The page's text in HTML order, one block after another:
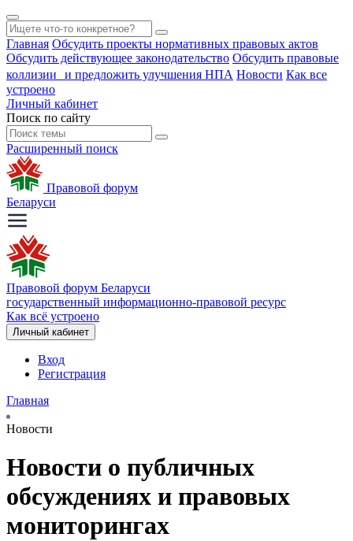
Главная Обсудить проекты нормативных правовых актов
Обсудить действующее законодательство Обсудить правовые
коллизии и предложить улучшения НПА Новости Как все
устроено
Личный кабинет
Поиск по сайту
Расширенный поиск
Правовой форум
Беларуси
Правовой форум Беларуси
государственный информационно-правовой ресурс
Как всё устроено
Личный кабинет
Вход
Регистрация
Главная
Новости
Новости о публичных
обсуждениях и правовых
мониторингах